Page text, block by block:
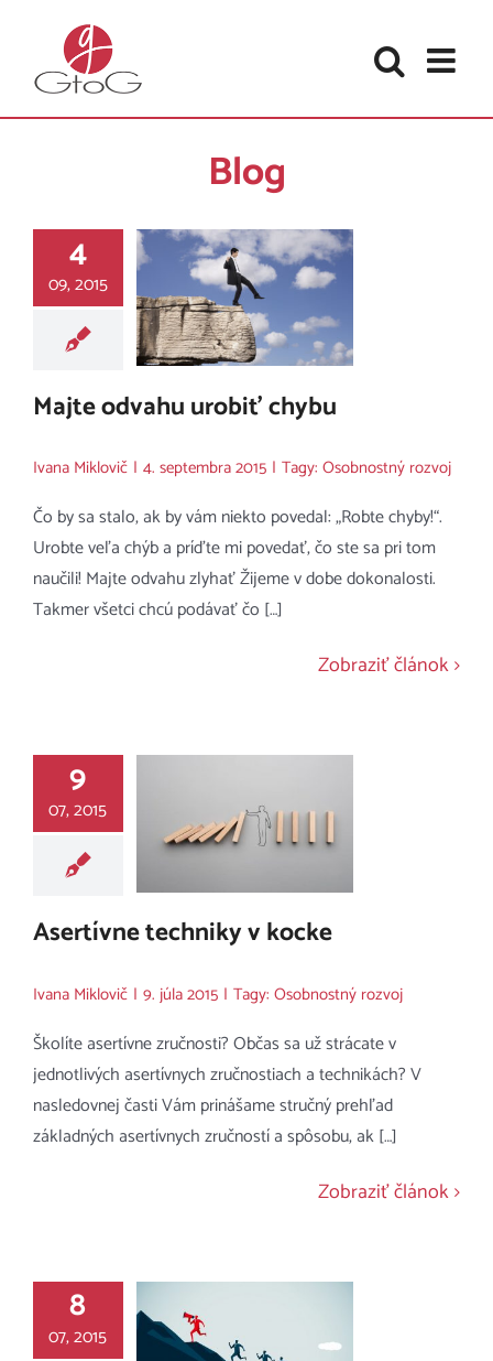
content
Blog
4
09, 2015
Majte odvahu urobiť chybu
Ivana Miklovič | 4. septembra 2015 | Tagy: Osobnostný rozvoj
Čo by sa stalo, ak by vám niekto povedal: „Robte chyby!“.
Urobte veľa chýb a príďte mi povedať, čo ste sa pri tom
naučili! Majte odvahu zlyhať Žijeme v dobe dokonalosti.
Takmer všetci chcú podávať čo […]
Zobraziť článok
9
07, 2015
Asertívne techniky v kocke
Ivana Miklovič | 9. júla 2015 | Tagy: Osobnostný rozvoj
Školíte asertívne zručnosti? Občas sa už strácate v
jednotlivých asertívnych zručnostiach a technikách? V
nasledovnej časti Vám prinášame stručný prehľad
základných asertívnych zručností a spôsobu, ak […]
Zobraziť článok
8
07, 2015